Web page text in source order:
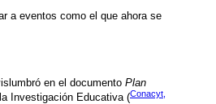
a eventos como el que ahora se
en el documento Plan
Investigación Educativa (Conacyt,